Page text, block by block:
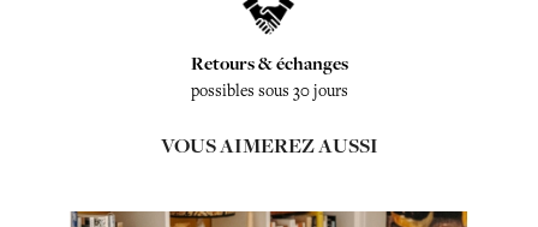
Retours & échanges
possibles sous 30 jours
VOUS AIMEREZ AUSSI